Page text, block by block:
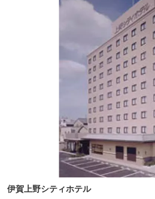
伊賀上野シティホテル